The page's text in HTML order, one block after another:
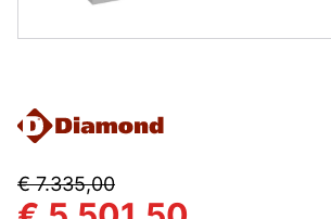
€ 7.335,00